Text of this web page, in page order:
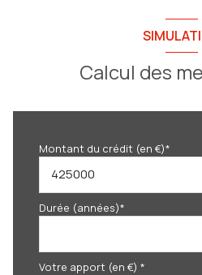
Calcul des
Montant du crédit (en €)*
Durée (années)*
Votre apport (en €) *